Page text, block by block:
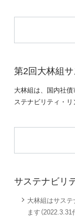
第2回大林組
大林組は、国内社
ステナビリティ・リ
サステナビリ
大林組はサス
ます（2022.3.31